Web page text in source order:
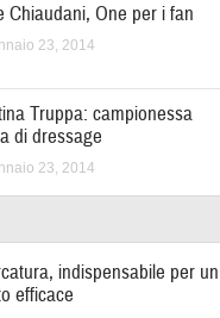
Chiaudani, One per i fan
23, 2014
Truppa: campionessa
di dressage
23, 2014
indispensabile per un
efficace